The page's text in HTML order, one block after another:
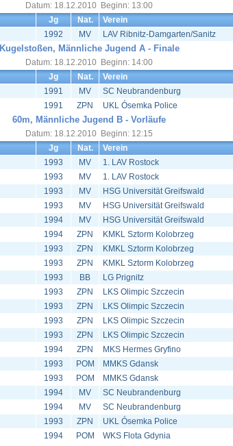
Datum: 18.12.2010 Beginn: 13:00
Jg Nat. Verein
1992 MV LAV Ribnitz-Damgarten/Sanitz
Kugelstoßen, Männliche Jugend A - Finale
Datum: 18.12.2010 Beginn: 14:00
Jg Nat. Verein
1991 MV
SC Neubrandenburg
1991 ZPN UKL Ósemka Police
60m, Männliche Jugend B - Vorläufe
Datum: 18.12.2010 Beginn: 12:15
Jg Nat. Verein
1993 MV 1. LAV Rostock
1993 MV 1. LAV Rostock
1993 MV
HSG Universität Greifswald
1993 MV
HSG Universität Greifswald
1994 MV
HSG Universität Greifswald
1994 ZPN
KMKL Sztorm Kolobrzeg
1993 ZPN
KMKL Sztorm Kolobrzeg
1993 ZPN
KMKL Sztorm Kolobrzeg
1993 BB
LG Prignitz
1993 ZPN
LKS Olimpic Szczecin
1993 ZPN
LKS Olimpic Szczecin
1993 ZPN
LKS Olimpic Szczecin
1993 ZPN
LKS Olimpic Szczecin
1994 ZPN
MKS Hermes Gryfino
1993 POM
MMKS Gdansk
1993 POM
MMKS Gdansk
1994 MV
SC Neubrandenburg
1994 MV
SC Neubrandenburg
1993 ZPN
UKL Ósemka Police
1994 POM WKS Flota Gdynia